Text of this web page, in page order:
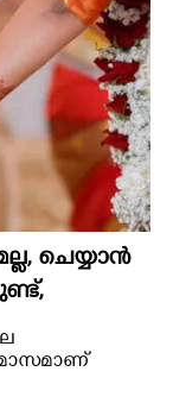
ചെയ്യാൻ
ഇങ്ങനെ